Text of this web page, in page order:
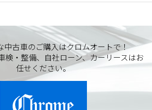
中古車のご購入はクロムオートで！
検・整備、自社ローン、カーリースはお
任せください。